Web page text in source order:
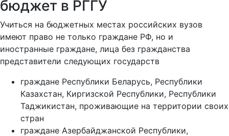
бюджет в РГГУ
Учиться на бюджетных местах российских вузов
имеют право не только граждане РФ, но и
иностранные граждане, лица без гражданства
представители следующих государств
граждане Республики Беларусь, Республики
Казахстан, Киргизской Республики, Республики
Таджикистан, проживающие на территории своих
стран
граждане Азербайджанской Республики,